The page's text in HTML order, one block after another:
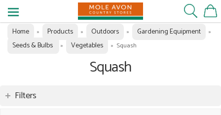
Home » Products » Outdoors » Gardening Equipment »
Seeds & Bulbs » Vegetables » Squash
Squash
Filters